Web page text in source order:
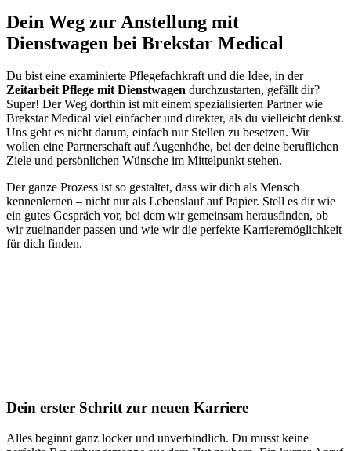
Dein Weg zur Anstellung mit
Dienstwagen bei Brekstar Medical
Du bist eine examinierte Pflegefachkraft und die Idee, in der
Zeitarbeit Pflege mit Dienstwagen durchzustarten, gefällt dir?
Super! Der Weg dorthin ist mit einem spezialisierten Partner wie
Brekstar Medical viel einfacher und direkter, als du vielleicht denkst.
Uns geht es nicht darum, einfach nur Stellen zu besetzen. Wir
wollen eine Partnerschaft auf Augenhöhe, bei der deine beruflichen
Ziele und persönlichen Wünsche im Mittelpunkt stehen.
Der ganze Prozess ist so gestaltet, dass wir dich als Mensch
kennenlernen – nicht nur als Lebenslauf auf Papier. Stell es dir wie
ein gutes Gespräch vor, bei dem wir gemeinsam herausfinden, ob
wir zueinander passen und wie wir die perfekte Karrieremöglichkeit
für dich finden.
Dein erster Schritt zur neuen Karriere
Alles beginnt ganz locker und unverbindlich. Du musst keine